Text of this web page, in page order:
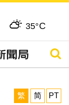
35°C
搜尋
繁
简 PT